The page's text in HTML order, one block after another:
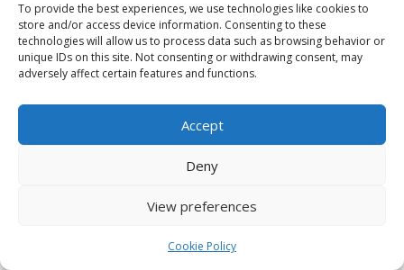
To provide the best experiences, we use technologies like cookies to
store and/or access device information. Consenting to these
technologies will allow us to process data such as browsing behavior or
unique IDs on this site. Not consenting or withdrawing consent, may
adversely affect certain features and functions.
Accept
Deny
View preferences
Cookie Policy